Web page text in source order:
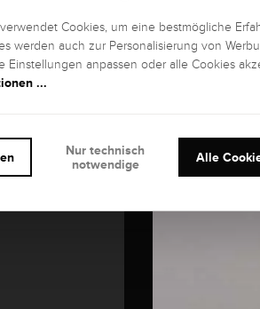
Cookies, um eine bestmögliche
werden auch zur Personalisierung von
Einstellungen anpassen oder alle Cookies
...
Alle
Nur technisch
notwendige